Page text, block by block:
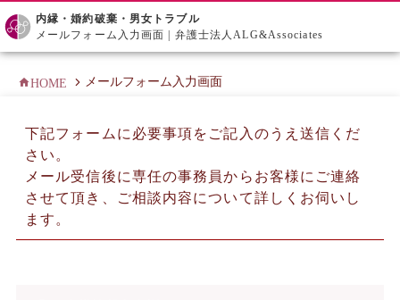
内縁・婚約破棄・男女トラブル
メールフォーム入力画面 | 弁護士法人ALG&Associates
HOME メールフォーム入力画面
下記フォームに必要事項をご記入のうえ送信くだ
さい。
メール受信後に専任の事務員からお客様にご連絡
させて頂き、ご相談内容について詳しくお伺いし
ます。